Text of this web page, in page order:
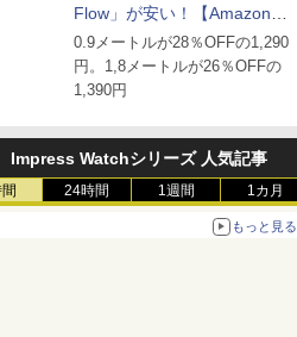
Flow」が安い！【Amazon暮
らし応援サマーSale】
0.9メートルが28％OFFの1,290
円。1,8メートルが26％OFFの
1,390円
Impress Watchシリーズ 人気記事
24時間 1週間 1カ月
もっと見る